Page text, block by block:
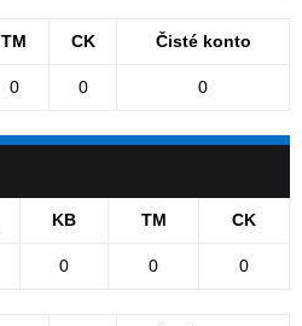
TM CK Čisté konto
0 0 0
KB TM CK
0 0 0